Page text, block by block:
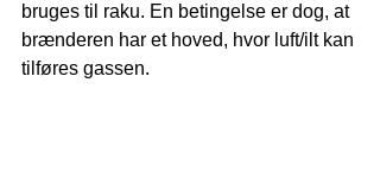
bruges til raku. En betingelse er dog, at
brænderen har et hoved, hvor luft/ilt kan
tilføres gassen.